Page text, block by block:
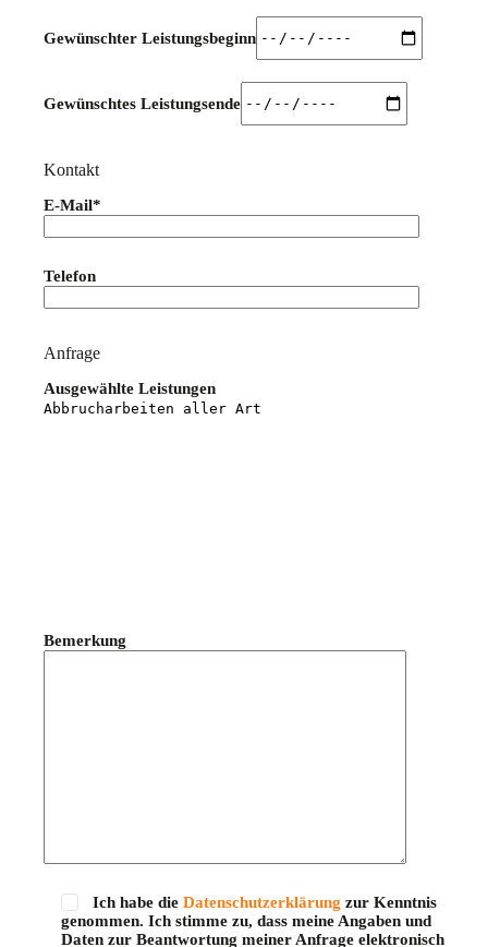
Gewünschter Leistungsbeginn
Gewünschtes Leistungsende
Kontakt
E-Mail*
Telefon
Anfrage
Ausgewählte Leistungen
Bemerkung
Ich habe dieDatenschutzerklärung zur Kenntnis
genommen. Ich stimme zu, dass meine Angaben und
Daten zur Beantwortung meiner Anfrage elektronisch